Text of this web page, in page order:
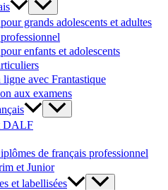
grands adolescents et adultes
enfants et adolescents
ligne avec Frantastique
aux examens
DALF
de français professionnel
et Junior
et labellisées